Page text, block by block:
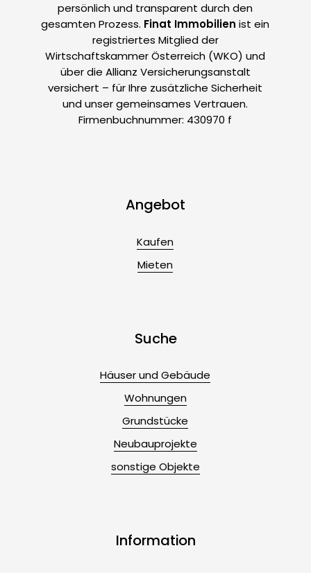
persönlich und transparent durch den
gesamten Prozess. Finat Immobilien ist ein
registriertes Mitglied der
Wirtschaftskammer Österreich (WKO) und
über die Allianz Versicherungsanstalt
versichert – für Ihre zusätzliche Sicherheit
und unser gemeinsames Vertrauen.
Firmenbuchnummer: 430970 f
Angebot
Kaufen
Mieten
Suche
Häuser und Gebäude
Wohnungen
Grundstücke
Neubauprojekte
sonstige Objekte
Information